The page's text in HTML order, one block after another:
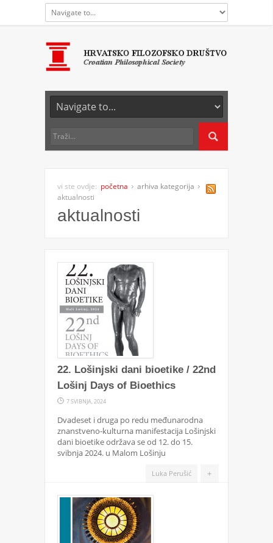
vi ste ovdje: početna
arhiva kategorija
aktualnosti
aktualnosti
22. Lošinjski dani bioetike / 22nd
Lošinj Days of Bioethics
7 SVIBNJA, 2024
Dvadeset i druga po redu međunarodna
znanstveno-kulturna manifestacija Lošinjski
dani bioetike održava se od 12. do 15.
svibnja 2024. u Malom Lošinju
+
Luka Perušić